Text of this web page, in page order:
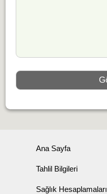
Ana Sayfa
Tahlil Bilgileri
Sağlık Hesaplamaları